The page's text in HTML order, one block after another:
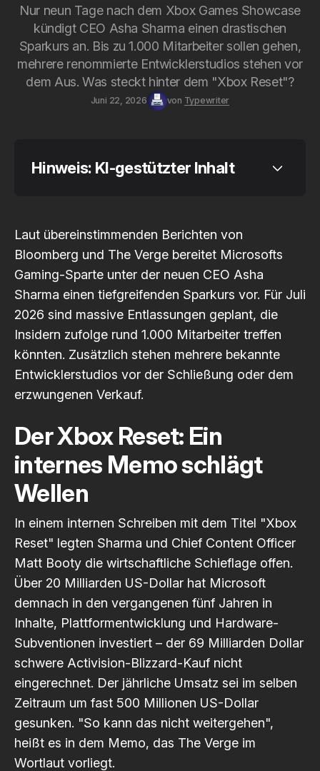
Nur neun Tage nach dem Xbox Games Showcase
kündigt CEO Asha Sharma einen drastischen
Sparkurs an. Bis zu 1.000 Mitarbeiter sollen gehen,
mehrere renommierte Entwicklerstudios stehen vor
dem Aus. Was steckt hinter dem "Xbox Reset"?
Juni 22, 2026 von Typewriter
Hinweis: KI-gestützter Inhalt
of Conduct
Laut übereinstimmenden Berichten von
Bloomberg und The Verge bereitet Microsofts
Gaming-Sparte unter der neuen CEO Asha
Sharma einen tiefgreifenden Sparkurs vor. Für Juli
2026 sind massive Entlassungen geplant, die
Insidern zufolge rund 1.000 Mitarbeiter treffen
könnten. Zusätzlich stehen mehrere bekannte
Entwicklerstudios vor der Schließung oder dem
erzwungenen Verkauf.
Der Xbox Reset: Ein
internes Memo schlägt
Wellen
In einem internen Schreiben mit dem Titel "Xbox
Reset" legten Sharma und Chief Content Officer
Matt Booty die wirtschaftliche Schieflage offen.
Über 20 Milliarden US-Dollar hat Microsoft
demnach in den vergangenen fünf Jahren in
Inhalte, Plattformentwicklung und Hardware-
Subventionen investiert – der 69 Milliarden Dollar
schwere Activision-Blizzard-Kauf nicht
eingerechnet. Der jährliche Umsatz sei im selben
Zeitraum um fast 500 Millionen US-Dollar
gesunken. "So kann das nicht weitergehen",
heißt es in dem Memo, das The Verge im
Wortlaut vorliegt.